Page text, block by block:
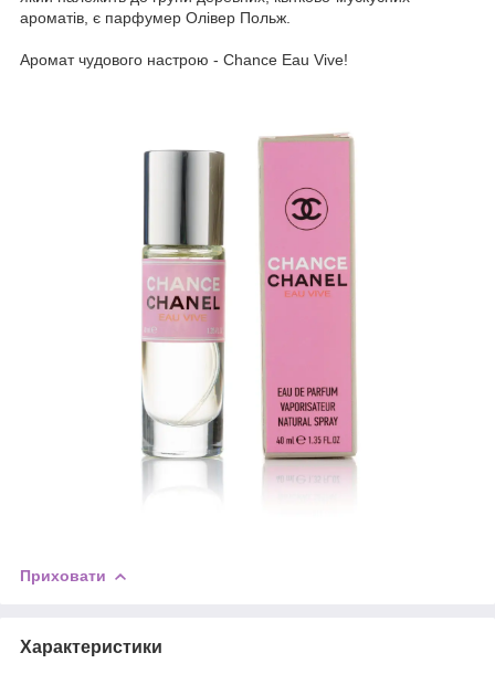
ароматів, є парфумер Олівер Польж.
Аромат чудового настрою - Chance Eau Vive!
Приховати
Характеристики